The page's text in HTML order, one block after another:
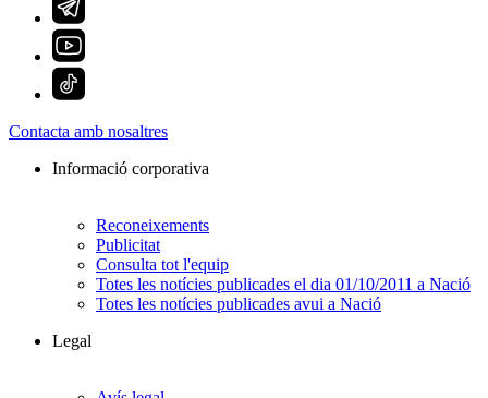
Contacta amb nosaltres
Informació corporativa
Reconeixements
Publicitat
Consulta tot l'equip
Totes les notícies publicades el dia 01/10/2011 a Nació
Totes les notícies publicades avui a Nació
Legal